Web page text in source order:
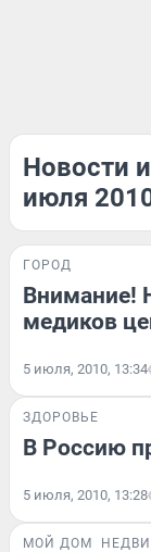
Новости
июля
ГОРОД
Внимание!
медиков
5 июля, 2010, 13:34
ЗДОРОВЬЕ
В Россию
5 июля, 2010, 13:28
МОЙ ДОМ